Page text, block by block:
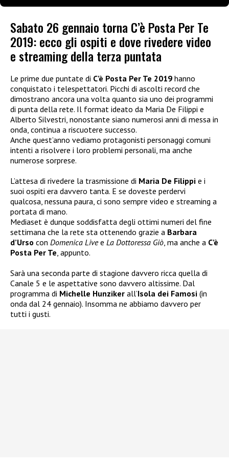
Sabato 26 gennaio torna C’è Posta Per Te
2019: ecco gli ospiti e dove rivedere video
e streaming della terza puntata
Le prime due puntate di C’è Posta Per Te 2019 hanno
conquistato i telespettatori. Picchi di ascolti record che
dimostrano ancora una volta quanto sia uno dei programmi
di punta della rete. Il format ideato da Maria De Filippi e
Alberto Silvestri, nonostante siano numerosi anni di messa in
onda, continua a riscuotere successo.
Anche quest’anno vediamo protagonisti personaggi comuni
intenti a risolvere i loro problemi personali, ma anche
numerose sorprese.
L’attesa di rivedere la trasmissione di Maria De Filippi e i
suoi ospiti era davvero tanta. E se doveste perdervi
qualcosa, nessuna paura, ci sono sempre video e streaming a
portata di mano.
Mediaset è dunque soddisfatta degli ottimi numeri del fine
settimana che la rete sta ottenendo grazie a Barbara
d’Urso con Domenica Livee La Dottoressa Giò, ma anche a C’è
Posta Per Te, appunto.
Sarà una seconda parte di stagione davvero ricca quella di
Canale 5 e le aspettative sono davvero altissime. Dal
programma di Michelle Hunziker all’Isola dei Famosi (in
onda dal 24 gennaio). Insomma ne abbiamo davvero per
tutti i gusti.